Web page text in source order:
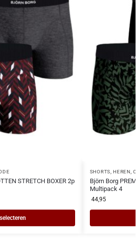
STRETCH BOXER 2p
SHORTS ,HEREN ,
Björn Borg
Multipack 4
44,95